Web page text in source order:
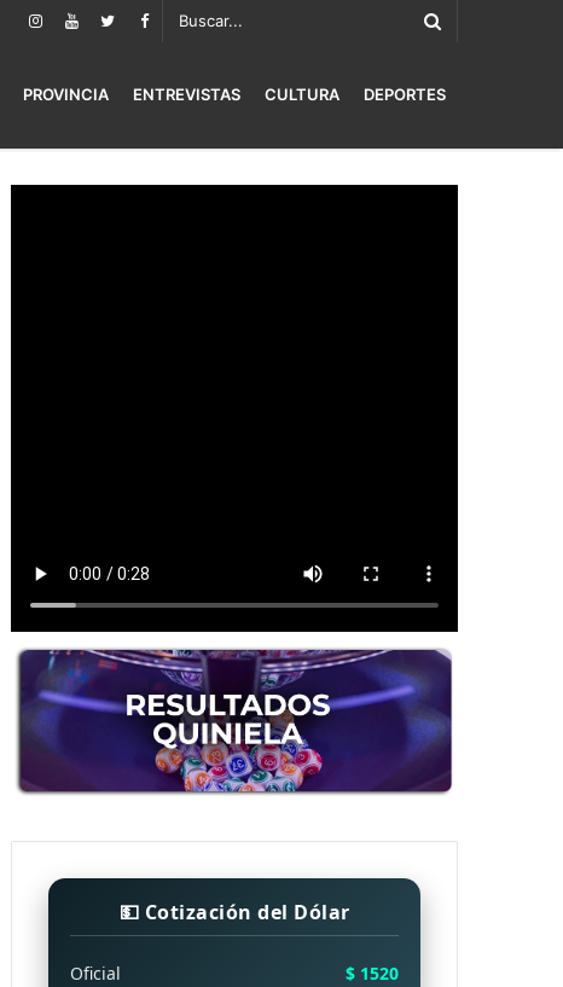
PROVINCIA ENTREVISTAS CULTURA DEPORTES
💵 Cotización del Dólar
Oficial
$ 1520